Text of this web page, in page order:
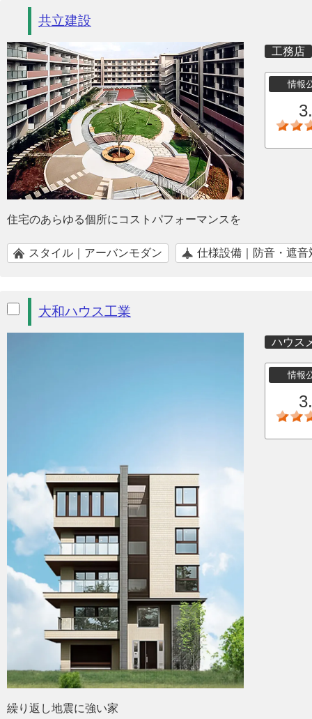
共立建設
工務店
情報
住宅のあらゆる個所にコストパフォーマンスを
スタイル｜アーバンモダン 仕様設備｜防音・遮音
大和ハウス工業
ハウス
情報
繰り返し地震に強い家